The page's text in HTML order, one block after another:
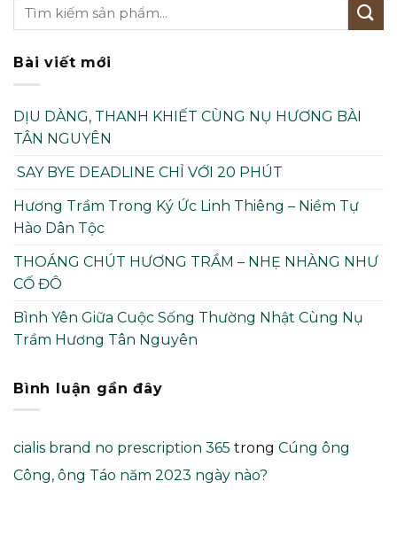
Bài viết mới
DỊU DÀNG, THANH KHIẾT CÙNG NỤ HƯƠNG BÀI
TÂN NGUYÊN
SAY BYE DEADLINE CHỈ VỚI 20 PHÚT
Hương Trầm Trong Ký Ức Linh Thiêng – Niềm Tự
Hào Dân Tộc
THOÁNG CHÚT HƯƠNG TRẦM – NHẸ NHÀNG NHƯ
CỐ ĐÔ
Bình Yên Giữa Cuộc Sống Thường Nhật Cùng Nụ
Trầm Hương Tân Nguyên
Bình luận gần đây
cialis brand no prescription 365 trong Cúng ông
Công, ông Táo năm 2023 ngày nào?